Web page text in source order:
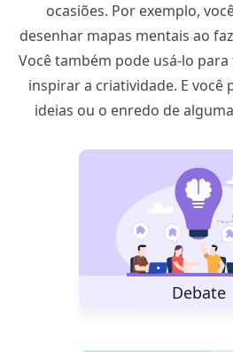
ocasiões. Por exemplo,
desenhar mapas mentais ao
Você também pode usá-lo
inspirar a criatividade. E você
ideias ou o enredo de
Debate